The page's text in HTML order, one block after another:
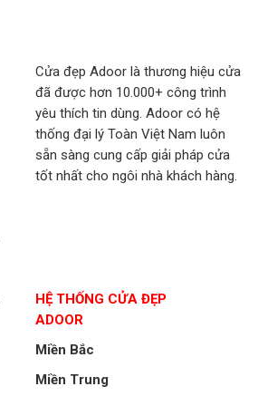
Cửa đẹp Adoor là thương hiệu cửa
đã được hơn 10.000+ công trình
yêu thích tin dùng. Adoor có hệ
thống đại lý Toàn Việt Nam luôn
sẵn sàng cung cấp giải pháp cửa
tốt nhất cho ngôi nhà khách hàng.
HỆ THỐNG CỬA ĐẸP
ADOOR
Miền Bắc
Miền Trung